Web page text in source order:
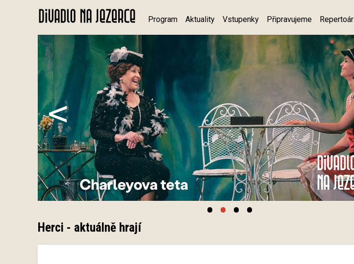
Program Aktuality Vstupenky Připravujeme Repertoár
<
••••
Herci - aktuálně hrají